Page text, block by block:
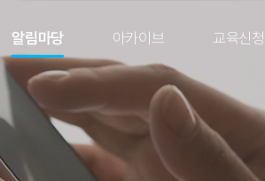
알림마당 아카이브 교육신청